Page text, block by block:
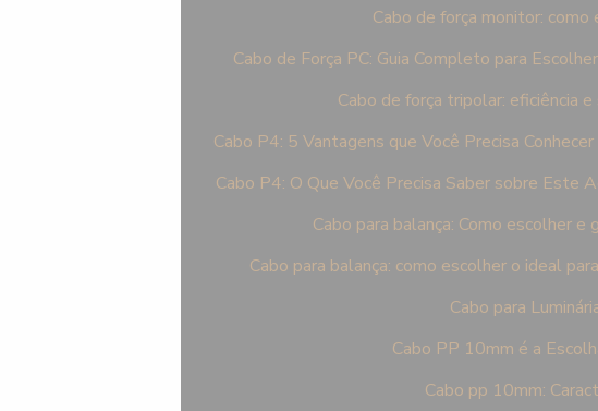
Cabo de força monitor:
Cabo de Força PC: Guia Completo para Escolher
Cabo de força tripolar: eficiência e
Cabo P4: 5 Vantagens que Você Precisa Conhecer
Cabo P4: O Que Você Precisa Saber sobre Este
Cabo para balança: Como escolher e
Cabo para balança: como escolher o ideal
Cabo para
Cabo PP 10mm é a
Cabo pp 10mm: